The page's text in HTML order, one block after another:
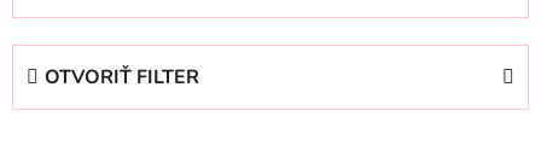
d
OTVORIŤ FILTER